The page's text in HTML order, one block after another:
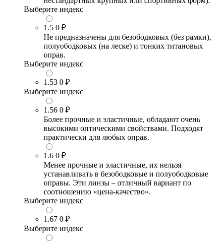
Выберите индекс
1.5 0 ₽
Не предназначены для безободковых (без рамки),
полуободковых (на леске) и тонких титановых
оправ.
Выберите индекс
1.53 0 ₽
Выберите индекс
1.56 0 ₽
Более прочные и эластичные, обладают очень
высокими оптическими свойствами. Подходят
практически для любых оправ.
1.6 0 ₽
Менее прочные и эластичные, их нельзя
устанавливать в безободковые и полуободковые
оправы. Эти линзы – отличный вариант по
соотношению «цена-качество».
Выберите индекс
1.67 0 ₽
Выберите индекс